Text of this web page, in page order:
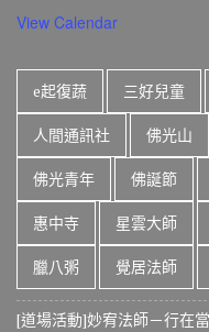
View Calendar
e起復蔬 三好兒童
人間通訊社 佛光山
佛光青年 佛誕節
惠中寺 星雲大師
臘八粥 覺居法師
[道場活動]妙宥法師－行在